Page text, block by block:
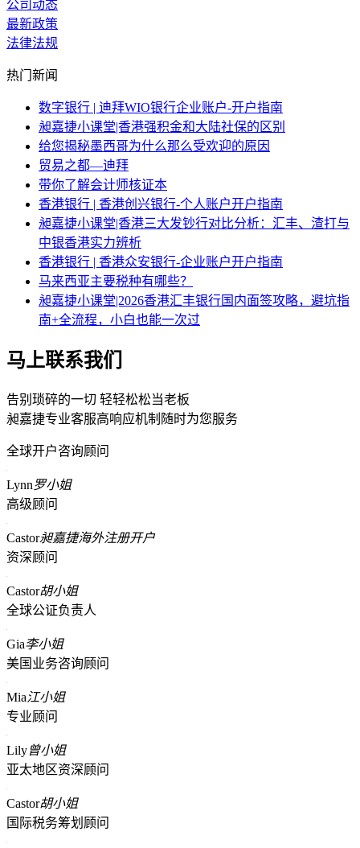
公司动态
最新政策
法律法规
热门新闻
数字银行 | 迪拜WIO银行企业账户-开户指南
昶嘉捷小课堂|香港强积金和大陆社保的区别
给您揭秘墨西哥为什么那么受欢迎的原因
贸易之都—迪拜
带你了解会计师核证本
香港银行 | 香港创兴银行-个人账户开户指南
昶嘉捷小课堂|香港三大发钞行对比分析：汇丰、渣打与
中银香港实力辨析
香港银行 | 香港众安银行-企业账户开户指南
马来西亚主要税种有哪些？
昶嘉捷小课堂|2026香港汇丰银行国内面签攻略，避坑指
南+全流程，小白也能一次过
马上联系我们
告别琐碎的一切 轻轻松松当老板
昶嘉捷专业客服高响应机制随时为您服务
全球开户咨询顾问
Lynn罗小姐
高级顾问
Castor昶嘉捷海外注册开户
资深顾问
Castor胡小姐
全球公证负责人
Gia李小姐
美国业务咨询顾问
Mia江小姐
专业顾问
Lily曾小姐
亚太地区资深顾问
Castor胡小姐
国际税务筹划顾问